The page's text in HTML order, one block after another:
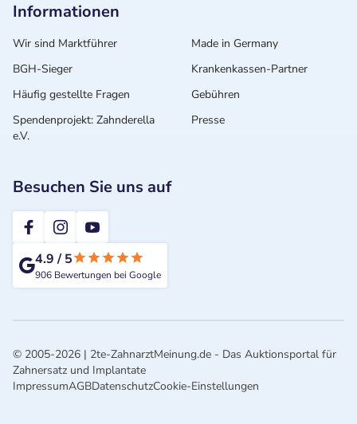
Informationen
Wir sind Marktführer
Made in Germany
BGH-Sieger
Krankenkassen-Partner
Häufig gestellte Fragen
Gebühren
Spendenprojekt: Zahnderella
e.V.
Presse
Besuchen Sie uns auf
2te-ZahnarztMeinung
4.9/5
906 Bewertungen bei Google
© 2005-2026 | 2te-ZahnarztMeinung.de - Das Auktionsportal für
Zahnersatz und Implantate
ImpressumAGBDatenschutzCookie-Einstellungen